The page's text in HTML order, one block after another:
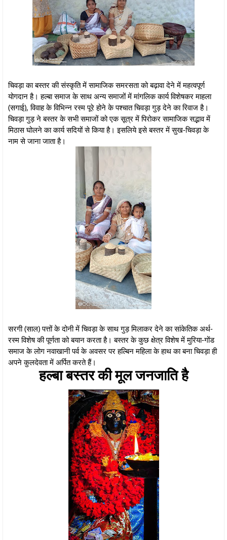
चिवड़ा का बस्तर की संस्कृति में सामाजिक समरसता को बढ़ावा देने में महत्वपूर्ण
योगदान है। हल्बा समाज के साथ अन्य समाजों में मांगलिक कार्य विशेषकर माहला
(सगाई), विवाह के विभिन्न रस्म पूरे होने के पश्चात चिवड़ा गुड़ देने का रिवाज है।
चिवड़ा गुड़ ने बस्तर के सभी समाजों को एक सूत्र में पिरोकर सामाजिक सद्भाव में
मिठास घोलने का कार्य सदियों से किया है। इसलिये इसे बस्तर में सुख-चिवड़ा के
नाम से जाना जाता है।
सरगी (साल) पत्तों के दोनी में चिवड़ा के साथ गुड़ मिलाकर देने का सांकेतिक अर्थ-
रस्म विशेष की पूर्णता को बयान करता है। बस्तर के कुछ क्षेत्र विशेष में मुरिया-गोंड
समाज के लोग नवाखानी पर्व के अवसर पर हल्बिन महिला के हाथ का बना चिवड़ा ही
अपने कुलदेवता में अर्पित करते हैं।
हल्बा बस्तर की मूल जनजाति है